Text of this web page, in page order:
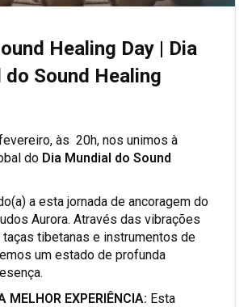
Healing Day | Dia
do Sound Healing
às 20h, nos unimos à
do Dia Mundial do Sound
a esta jornada de ancoragem do
Aurora. Através das vibrações
tibetanas e instrumentos de
um estado de profunda
MELHOR EXPERIÊNCIA: Esta